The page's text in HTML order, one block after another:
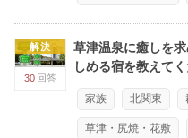
解決
30 回答
草津温泉に癒しを
しめる宿を教えてく
家族 北関東
草津・尻焼・花敷